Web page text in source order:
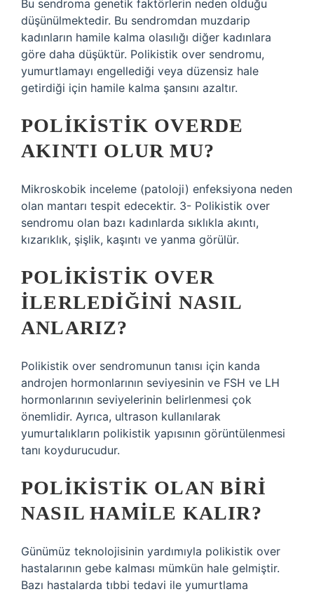
Bu sendroma genetik faktörlerin neden olduğu
düşünülmektedir. Bu sendromdan muzdarip
kadınların hamile kalma olasılığı diğer kadınlara
göre daha düşüktür. Polikistik over sendromu,
yumurtlamayı engellediği veya düzensiz hale
getirdiği için hamile kalma şansını azaltır.
POLIKISTIK OVERDE
AKINTI OLUR MU?
Mikroskobik inceleme (patoloji) enfeksiyona neden
olan mantarı tespit edecektir. 3- Polikistik over
sendromu olan bazı kadınlarda sıklıkla akıntı,
kızarıklık, şişlik, kaşıntı ve yanma görülür.
POLIKISTIK OVER
ILERLEDIĞINI NASIL
ANLARIZ?
Polikistik over sendromunun tanısı için kanda
androjen hormonlarının seviyesinin ve FSH ve LH
hormonlarının seviyelerinin belirlenmesi çok
önemlidir. Ayrıca, ultrason kullanılarak
yumurtalıkların polikistik yapısının görüntülenmesi
tanı koydurucudur.
POLIKISTIK OLAN BIRI
NASIL HAMILE KALIR?
Günümüz teknolojisinin yardımıyla polikistik over
hastalarının gebe kalması mümkün hale gelmiştir.
Bazı hastalarda tıbbi tedavi ile yumurtlama